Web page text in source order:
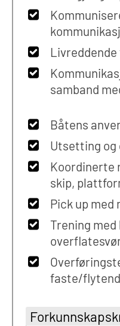
samband
Båtens
Utsetting og
Koordinerte
skip,
Pick up med
Trening med
faste/